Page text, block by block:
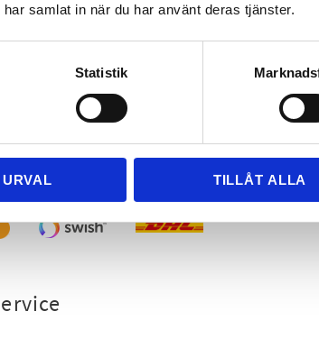
samlat in när du har använt deras tjänster.
Statistik
TILLÅT ALLA
och smidigt